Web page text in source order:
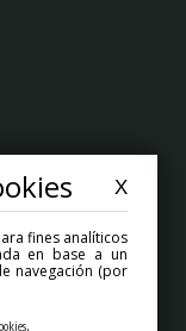
X
fines analíticos
en base a un
navegación (por
.